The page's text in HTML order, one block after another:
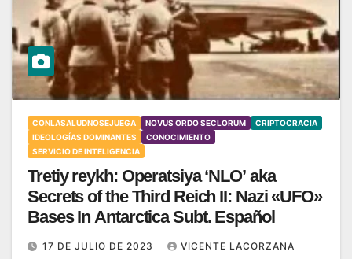
CONLASALUDNOSEJUEGA NOVUS ORDO SECLORUM
CRIPTOCRACIA
IDEOLOGÍAS DOMINANTES
CONOCIMIENTO
SERVICIO DE INTELIGENCIA
Tretiy reykh: Operatsiya ‘NLO’ aka
Secrets of the Third Reich II: Nazi «UFO»
Bases In Antarctica Subt. Español
17 DE JULIO DE 2023
VICENTE LACORZANA